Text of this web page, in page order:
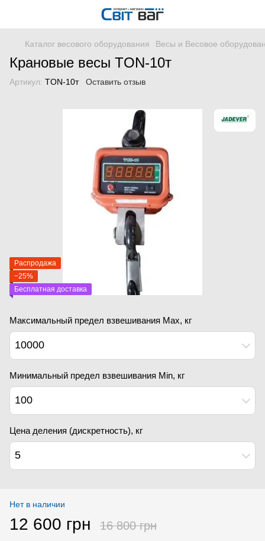
Каталог весового оборудования Весы и Весовое
Крановые весы TON-10т
Артикул: TON-10т Оставить отзыв
Распродажа
−25%
Бесплатная доставка
Максимальный предел взвешивания Мах, кг
10000
Минимальный предел взвешивания Min, кг
100
Цена деления (дискретность), кг
5
Нет в наличии
12 600 грн 16 800 грн